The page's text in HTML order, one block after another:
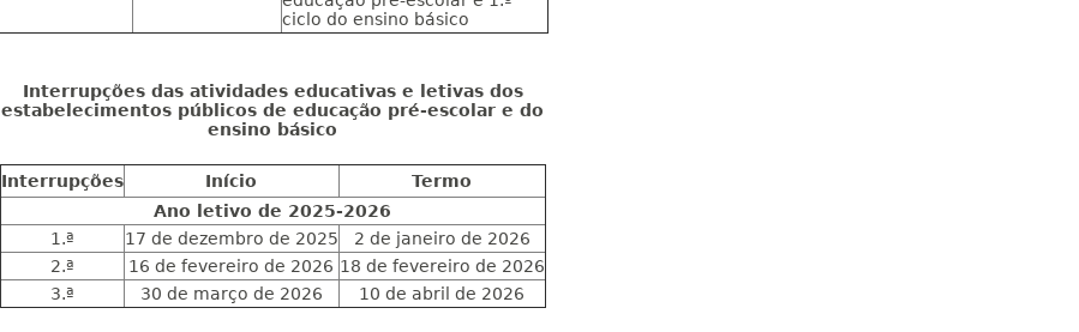
ciclo do ensino básico
Interrupções das atividades educativas e letivas dos
estabelecimentos públicos de educação pré-escolar e do
ensino básico
Interrupções Início
Termo
Ano letivo de 2025-2026
1.ª
17 de dezembro de 2025
2 de janeiro de 2026
2.ª
16 de fevereiro de 2026 18 de fevereiro de 2026
3.ª
30 de março de 2026 10 de abril de 2026